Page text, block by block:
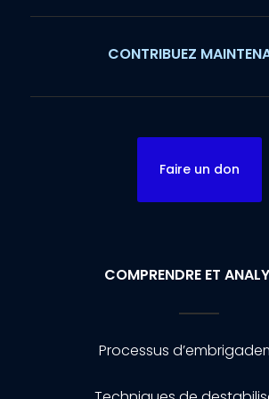
CONTRIBUEZ
Faire un don
COMPRENDRE ET
Processus